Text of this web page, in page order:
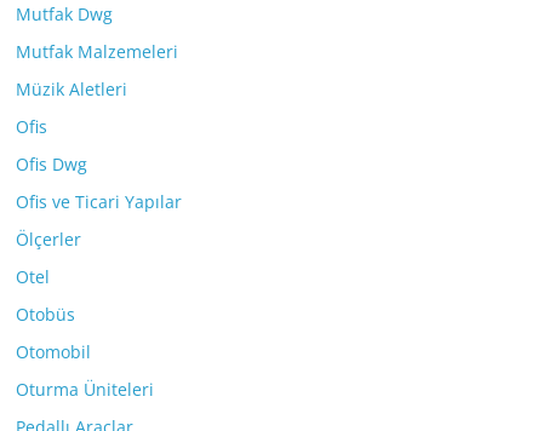
Mutfak Dwg
Mutfak Malzemeleri
Müzik Aletleri
Ofis
Ofis Dwg
Ofis ve Ticari Yapılar
Ölçerler
Otel
Otobüs
Otomobil
Oturma Üniteleri